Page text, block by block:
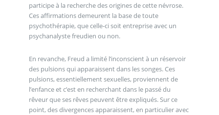
participe à la recherche des origines de cette névrose.
Ces affirmations demeurent la base de toute
psychothérapie, que celle-ci soit entreprise avec un
psychanalyste freudien ou non.
En revanche, Freud a limité l’inconscient à un réservoir
des pulsions qui apparaissent dans les songes. Ces
pulsions, essentiellement sexuelles, proviennent de
l’enfance et c’est en recherchant dans le passé du
rêveur que ses rêves peuvent être expliqués. Sur ce
point, des divergences apparaissent, en particulier avec